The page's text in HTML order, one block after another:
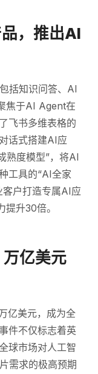
，推出AI
括知识问答、AI
焦于AI Agent在
飞书多维表格的
话式搭建AI应
熟度模型”，将AI
工具的“AI全家
户打造专属AI应
升30倍。
亿美元
亿美元，成为全
件不仅标志着英
球市场对人工智
需求的极高预期